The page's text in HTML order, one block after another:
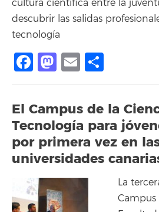
cultura científica entre la
descubrir las salidas
tecnología
Facebook
Mastodon
Email
El Campus de la
Tecnología para
por primera vez en
universidades
La
Campus